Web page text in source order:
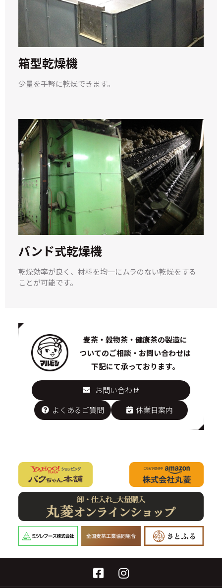
箱型乾燥機
少量を手軽に乾燥できます。
バンド式乾燥機
乾燥効率が良く、材料を均一にムラのない乾燥をする
ことが可能です。
麦茶・穀物茶・健康茶の製造に
ついてのご相談・お問い合わせは
下記にて承っております。
お問い合わせ
よくあるご質問
休業日案内